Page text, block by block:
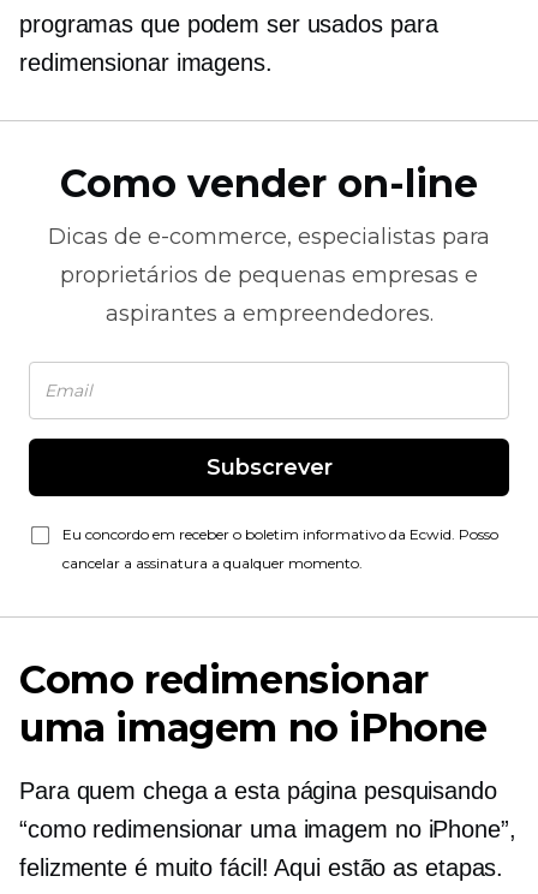
programas que podem ser usados ​​para
redimensionar imagens.
Como vender on-line
Dicas de e-commerce, especialistas para
proprietários de pequenas empresas e
aspirantes a empreendedores.
Subscrever
Eu concordo em receber o boletim informativo da Ecwid. Posso
cancelar a assinatura a qualquer momento.
Como redimensionar
uma imagem no iPhone
Para quem chega a esta página pesquisando
“como redimensionar uma imagem no iPhone”,
felizmente é muito fácil! Aqui estão as etapas.